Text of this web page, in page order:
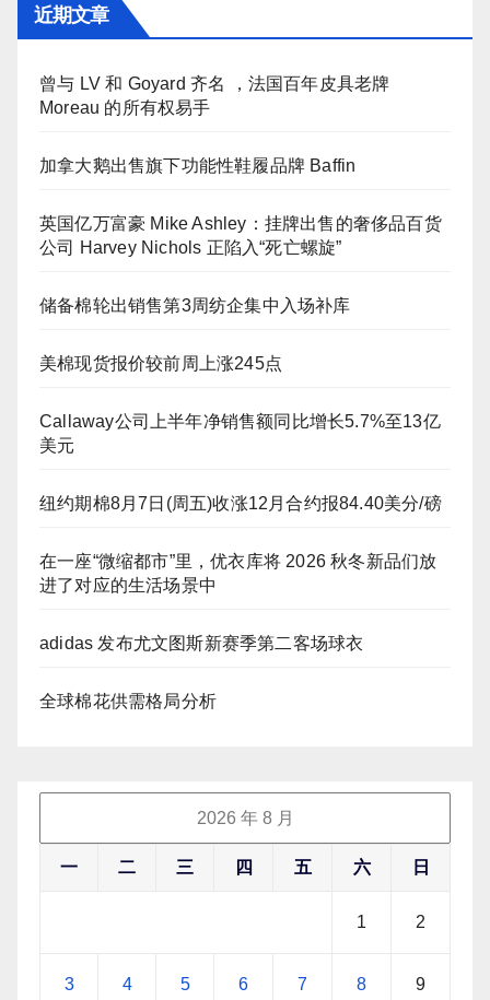
近期文章
曾与 LV 和 Goyard 齐名 ，法国百年皮具老牌
Moreau 的所有权易手
加拿大鹅出售旗下功能性鞋履品牌 Baffin
英国亿万富豪 Mike Ashley：挂牌出售的奢侈品百货
公司 Harvey Nichols 正陷入“死亡螺旋”
储备棉轮出销售第3周纺企集中入场补库
美棉现货报价较前周上涨245点
Callaway公司上半年净销售额同比增长5.7%至13亿
美元
纽约期棉8月7日(周五)收涨12月合约报84.40美分/磅
在一座“微缩都市”里，优衣库将 2026 秋冬新品们放
进了对应的生活场景中
adidas 发布尤文图斯新赛季第二客场球衣
全球棉花供需格局分析
2026 年 8 月
一 二 三 四 五 六 日
1 2
3 4 5 6 7 8 9